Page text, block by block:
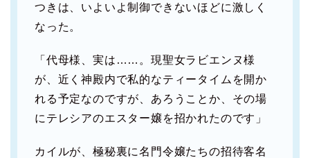
つきは、いよいよ制御できないほどに激しく
なった。
「代母様、実は……。現聖女ラビエンヌ様
が、近く神殿内で私的なティータイムを開か
れる予定なのですが、あろうことか、その場
にテレシアのエスター嬢を招かれたのです」
カイルが、極秘裏に名門令嬢たちの招待客名